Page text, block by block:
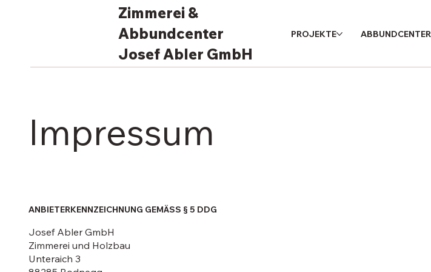
Zimmerei &
Abbundcenter
Josef Abler GmbH
PROJEKTE ABBUNDCENTER
Impressum
ANBIETERKENNZEICHNUNG GEMÄSS § 5 DDG
Josef Abler GmbH
Zimmerei und Holzbau
Unteraich 3